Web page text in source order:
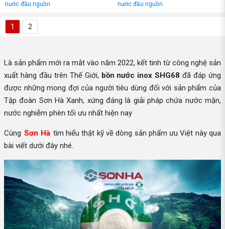
nước đầu nguồn
nước đầu nguồn
1 2
Là sản phẩm mới ra mắt vào năm 2022, kết tinh từ công nghệ sản
xuất hàng đầu trên Thế Giới, bồn nước inox SHG68 đã đáp ứng
được những mong đợi của người tiêu dùng đối với sản phẩm của
Tập đoàn Sơn Hà Xanh, xứng đáng là giải pháp chứa nước mặn,
nước nghiễm phèn tối ưu nhất hiện nay
Cùng Sơn Hà tìm hiểu thật kỹ về dòng sản phẩm ưu Việt này qua
bài viết dưới đây nhé.